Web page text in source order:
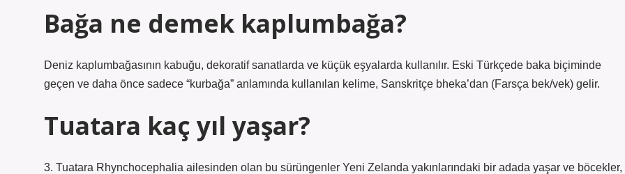
Bağa ne demek kaplumbağa?
Deniz kaplumbağasının kabuğu, dekoratif sanatlarda ve küçük eşyalarda kullanılır. Eski Türkçede baka biçiminde
geçen ve daha önce sadece “kurbağa” anlamında kullanılan kelime, Sanskritçe bheka’dan (Farsça bek/vek) gelir.
Tuatara kaç yıl yaşar?
3. Tuatara Rhynchocephalia ailesinden olan bu sürüngenler Yeni Zelanda yakınlarındaki bir adada yaşar ve böcekler,